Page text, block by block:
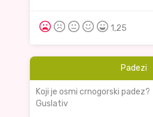
1,25
Padezi
Koji je osmi crnogorski padez?
Guslativ